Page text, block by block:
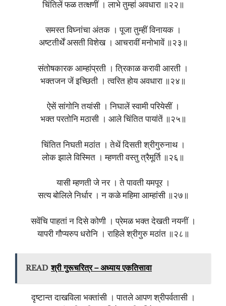
चिंतिलें फळ तत्क्षणीं । लाभे तुम्हां अवधारा ॥२२॥
समस्त विघ्नांचा अंतक । पूजा तुम्हीं विनायक ।
अष्‍टतीर्थें असती विशेख । आचरावीं मनोभावें ॥२३॥
संतोषकारक आम्हांप्रती । त्रिकाळ करावी आरती ।
भक्तजन जें इच्छिती । त्वरित होय अवधारा ॥२४॥
ऐसें सांगोनि तयांसी । निघालें स्वामी परियेसीं ।
भक्त परतोनि मठासी । आले चिंतित पायांतें ॥२५॥
चिंतित निघती मठांत । तेथें दिसती श्रीगुरुनाथ ।
लोक झाले विस्मित । म्हणती वस्तु त्रैमूर्ति ॥२६॥
यासी म्हणती जे नर । ते पावती यमपूर ।
सत्य बोलिले निर्धार । न कळे महिमा आम्हांसी ॥२७॥
सवेंचि पाहतां न दिसे कोणी । प्रेमळ भक्त देखती नयनीं ।
यापरी गौप्यरुप धरोनि । राहिले श्रीगुरु मठांत ॥२८॥
READ श्री गुरूचरित्र – अध्याय एकतिसावा
दृष्‍टान्त दाखविला भक्तांसी । पातले आपण श्रीपर्वतासी ।